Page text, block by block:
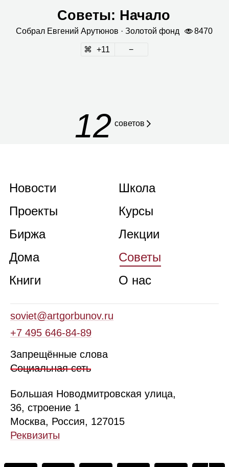
Советы: Начало
Собрал Евге­ний Арутю­нов · Золо­той фонд 8470
11
12 советов
Новости
Проекты
Биржа
Дома
Книги
Школа
Курсы
Лекции
Советы
О нас
soviet@artgorbunov.ru
+7 495 646‑84‑89
Запрещённые слова
Социальная сеть
Большая Новодмитровская улица,
36, строение 1
Москва, Россия, 127015
Реквизиты